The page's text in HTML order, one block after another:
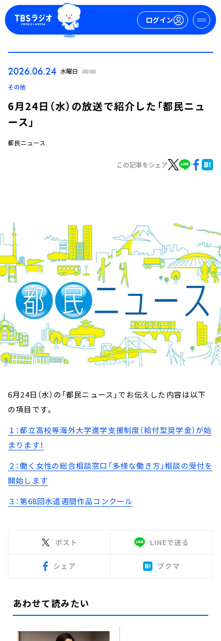
ログイン
イベント・グッズ
YouTube
会社情報
2026.06.24 水曜日 00:00
その他
6月24日（水）の放送で紹介した「都民ニュ
ース」
都民ニュース
この記事をシェア
6月24日（水）の「都民ニュース」でお伝えした内容は以下
の項目です。
１：都立高校等海外大学進学支援制度（給付型奨学金）が始
まります！
２：働く女性の総合相談窓口「多様な働き方」相談の受付を
開始します
３：第68回水道週間作品コンクール
ポスト LINEで送る
シェア ブクマ
あわせて読みたい